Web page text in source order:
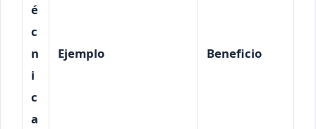
é
c
n
i
c
a
Ejemplo Beneficio